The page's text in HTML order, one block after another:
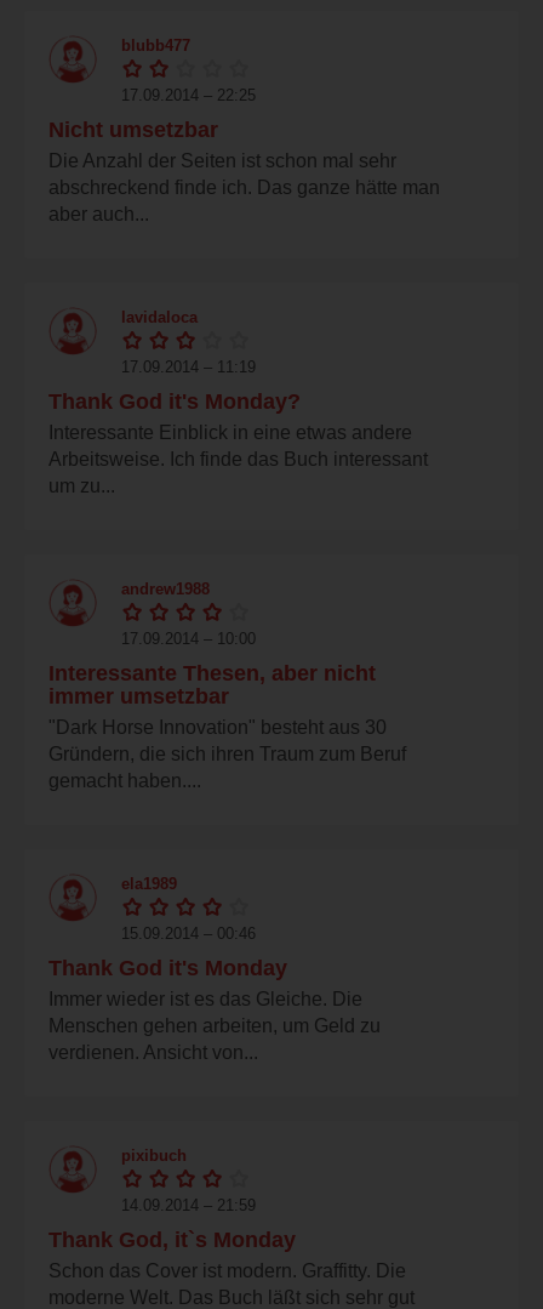
blubb477
17.09.2014 – 22:25
Nicht umsetzbar
Die Anzahl der Seiten ist schon mal sehr
abschreckend finde ich. Das ganze hätte man
aber auch...
lavidaloca
17.09.2014 – 11:19
Thank God it's Monday?
Interessante Einblick in eine etwas andere
Arbeitsweise. Ich finde das Buch interessant
um zu...
andrew1988
17.09.2014 – 10:00
Interessante Thesen, aber nicht
immer umsetzbar
"Dark Horse Innovation" besteht aus 30
Gründern, die sich ihren Traum zum Beruf
gemacht haben....
ela1989
15.09.2014 – 00:46
Thank God it's Monday
Immer wieder ist es das Gleiche. Die
Menschen gehen arbeiten, um Geld zu
verdienen. Ansicht von...
pixibuch
14.09.2014 – 21:59
Thank God, it`s Monday
Schon das Cover ist modern. Graffitty. Die
moderne Welt. Das Buch läßt sich sehr gut